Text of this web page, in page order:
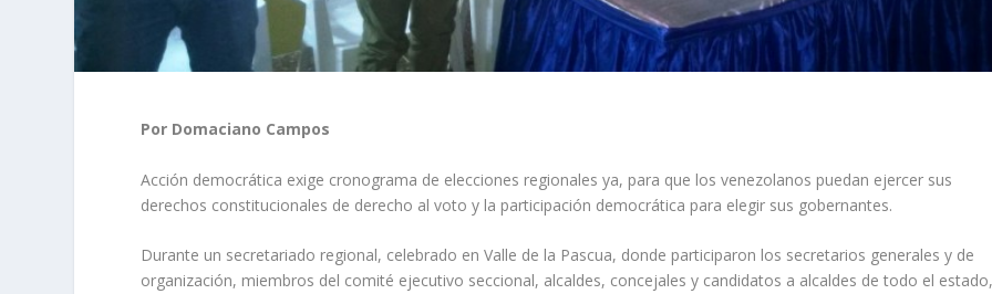
Por Domaciano Campos
Acción democrática exige cronograma de elecciones regionales ya, para que los venezolanos puedan ejercer sus
derechos constitucionales de derecho al voto y la participación democrática para elegir sus gobernantes.
Durante un secretariado regional, celebrado en Valle de la Pascua, donde participaron los secretarios generales y de
organización, miembros del comité ejecutivo seccional, alcaldes, concejales y candidatos a alcaldes de todo el